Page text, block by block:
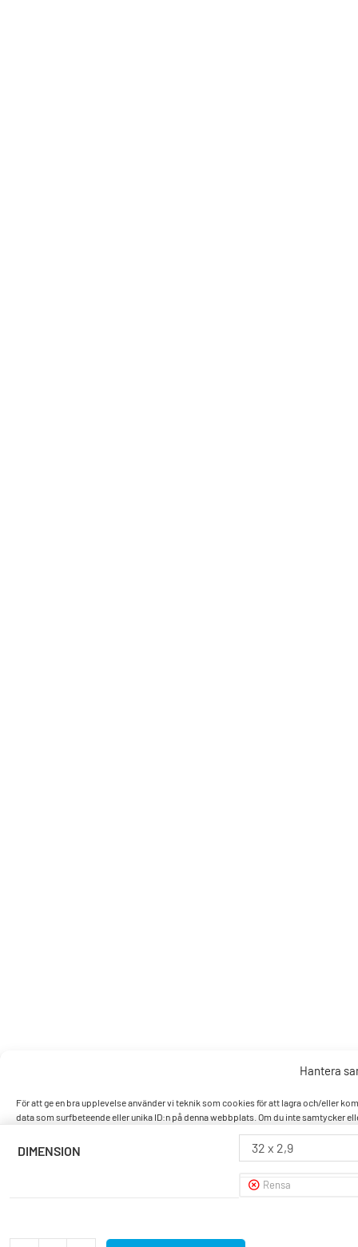
Hantera
För att ge en bra upplevelse använder vi teknik som cookies för att lagra och/eller
data som surfbeteende eller unika ID:n på denna webbplats. Om du inte samtycker
DIMENSION 32 x 2,9
Rensa